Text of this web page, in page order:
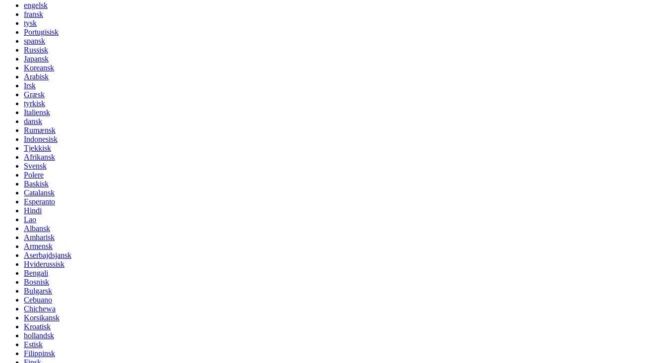
engelsk
fransk
tysk
Portugisisk
spansk
Russisk
Japansk
Koreansk
Arabisk
Irsk
Græsk
tyrkisk
Italiensk
dansk
Rumænsk
Indonesisk
Tjekkisk
Afrikansk
Svensk
Polere
Baskisk
Catalansk
Esperanto
Hindi
Lao
Albansk
Amharisk
Armensk
Aserbajdsjansk
Hviderussisk
Bengali
Bosnisk
Bulgarsk
Cebuano
Chichewa
Korsikansk
Kroatisk
hollandsk
Estisk
Filippinsk